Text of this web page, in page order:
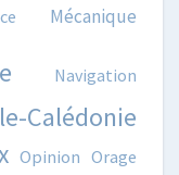
Mécanique
Navigation
Calédonie
Opinion Orage